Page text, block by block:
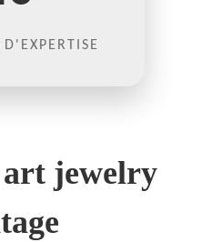
jewelry